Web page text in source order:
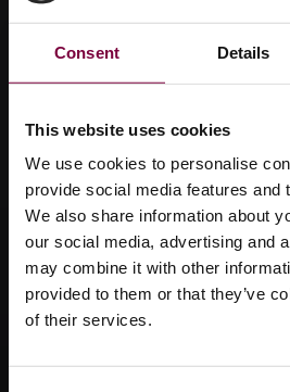
Consent Details
This website uses cookies
We use cookies to personalise
provide social media features and
We also share information about
our social media, advertising and
may combine it with other
provided to them or that they’ve
of their services.
Royaume-Uni, c'était donc